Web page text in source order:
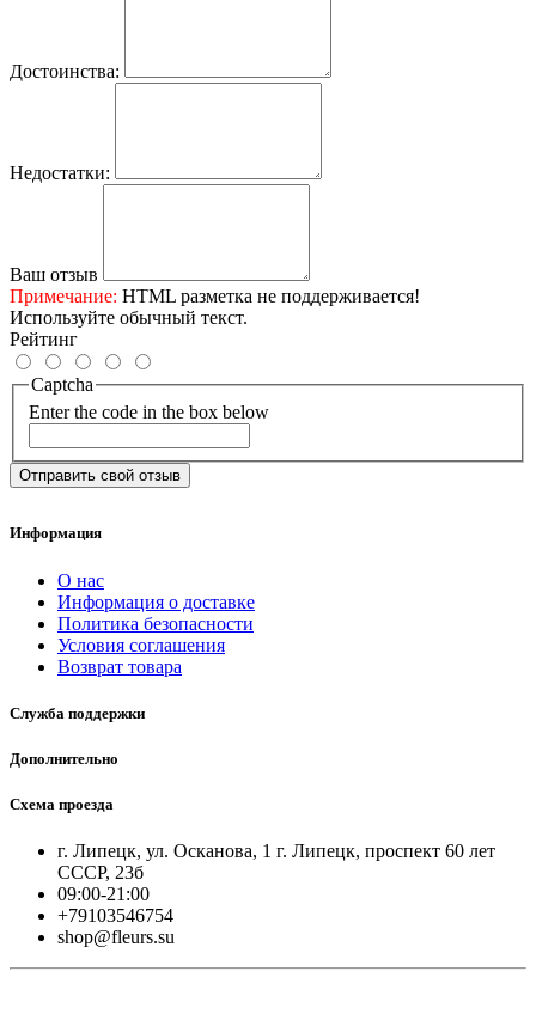
Достоинства:
Недостатки:
Ваш отзыв
Примечание: HTML разметка не поддерживается!
Используйте обычный текст.
Рейтинг
Captcha
Enter the code in the box below
Отправить свой отзыв
Информация
О нас
Информация о доставке
Политика безопасности
Условия соглашения
Возврат товара
Служба поддержки
Дополнительно
Схема проезда
г. Липецк, ул. Осканова, 1 г. Липецк, проспект 60 лет
СССР, 23б
09:00-21:00
+79103546754
shop@fleurs.su